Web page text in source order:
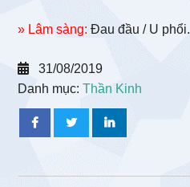
» Lâm sàng: Đau đầu / U phổi.
31/08/2019
Danh mục:Thần Kinh